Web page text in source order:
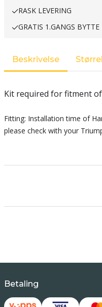
RASK LEVERING
GRATIS 1.GANGS BYTTE
Beskrivelse
Kit required for fitment
Fitting: Installation time of
please check with your
Betaling